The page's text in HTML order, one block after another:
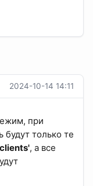
2024-10-14 14:11
при
будут только те
, а все